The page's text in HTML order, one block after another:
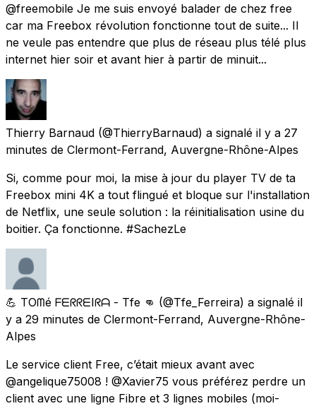
@freemobile Je me suis envoyé balader de chez free
car ma Freebox révolution fonctionne tout de suite... Il
ne veule pas entendre que plus de réseau plus télé plus
internet hier soir et avant hier à partir de minuit...
Thierry Barnaud (@ThierryBarnaud) a signalé il y a 27
minutes de Clermont-Ferrand, Auvergne-Rhône-Alpes
Si, comme pour moi, la mise à jour du player TV de ta
Freebox mini 4K a tout flingué et bloque sur l'installation
de Netflix, une seule solution : la réinitialisation usine du
boitier. Ça fonctionne. #SachezLe
💪 TOᗰé ᖴᗴᖇᖇᗴIᖇᗩ - Tfe 👊 (@Tfe_Ferreira) a signalé il
y a 29 minutes de Clermont-Ferrand, Auvergne-Rhône-
Alpes
Le service client Free, c’était mieux avant avec
@angelique75008 ! @Xavier75 vous préférez perdre un
client avec une ligne Fibre et 3 lignes mobiles (moi-